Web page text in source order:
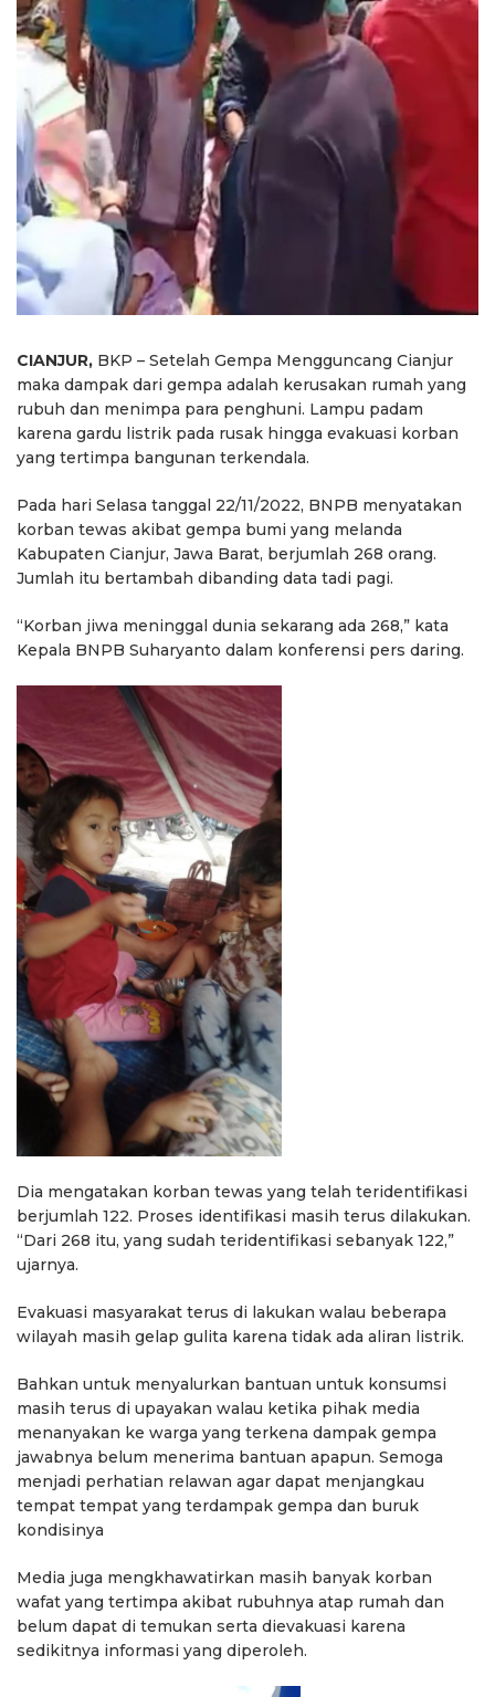
CIANJUR, BKP – Setelah Gempa Mengguncang Cianjur
maka dampak dari gempa adalah kerusakan rumah yang
rubuh dan menimpa para penghuni. Lampu padam
karena gardu listrik pada rusak hingga evakuasi korban
yang tertimpa bangunan terkendala.
Pada hari Selasa tanggal 22/11/2022, BNPB menyatakan
korban tewas akibat gempa bumi yang melanda
Kabupaten Cianjur, Jawa Barat, berjumlah 268 orang.
Jumlah itu bertambah dibanding data tadi pagi.
“Korban jiwa meninggal dunia sekarang ada 268,” kata
Kepala BNPB Suharyanto dalam konferensi pers daring.
Dia mengatakan korban tewas yang telah teridentifikasi
berjumlah 122. Proses identifikasi masih terus dilakukan.
“Dari 268 itu, yang sudah teridentifikasi sebanyak 122,”
ujarnya.
Evakuasi masyarakat terus di lakukan walau beberapa
wilayah masih gelap gulita karena tidak ada aliran listrik.
Bahkan untuk menyalurkan bantuan untuk konsumsi
masih terus di upayakan walau ketika pihak media
menanyakan ke warga yang terkena dampak gempa
jawabnya belum menerima bantuan apapun. Semoga
menjadi perhatian relawan agar dapat menjangkau
tempat tempat yang terdampak gempa dan buruk
kondisinya
Media juga mengkhawatirkan masih banyak korban
wafat yang tertimpa akibat rubuhnya atap rumah dan
belum dapat di temukan serta dievakuasi karena
sedikitnya informasi yang diperoleh.